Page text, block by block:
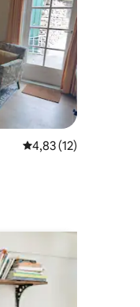
Prosječna ocjena:
4,83 (12)